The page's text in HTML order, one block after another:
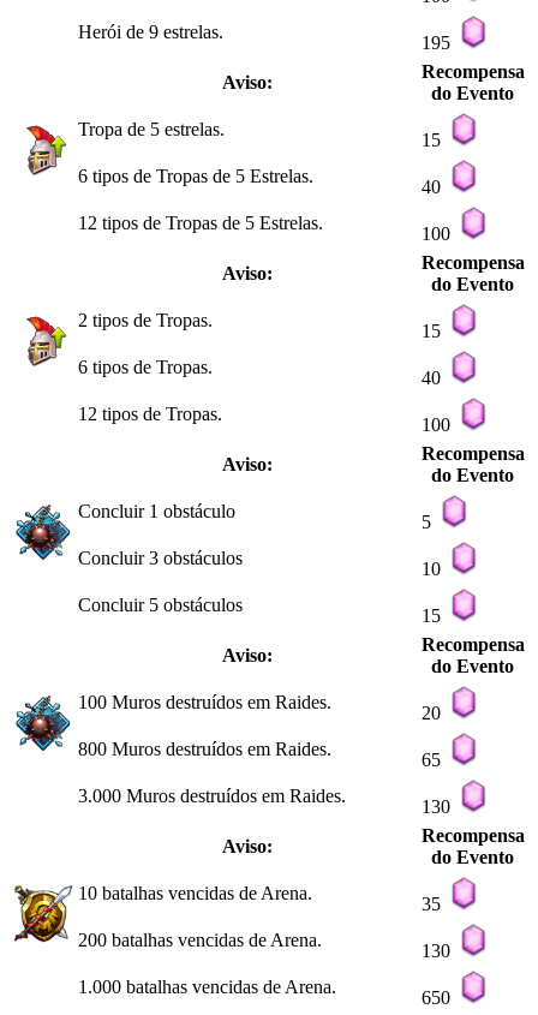
Herói de 9 estrelas.
195
Aviso:
Recompensa
do Evento
Tropa de 5 estrelas.
15
6 tipos de Tropas de 5 Estrelas.
40
12 tipos de Tropas de 5 Estrelas.
100
Aviso:
Recompensa
do Evento
2 tipos de Tropas.
15
6 tipos de Tropas.
40
12 tipos de Tropas.
100
Aviso:
Recompensa
do Evento
Concluir 1 obstáculo
5
Concluir 3 obstáculos
10
Concluir 5 obstáculos
15
Aviso:
Recompensa
do Evento
100 Muros destruídos em Raides.
20
800 Muros destruídos em Raides.
65
3.000 Muros destruídos em Raides.
130
Aviso:
Recompensa
do Evento
10 batalhas vencidas de Arena.
35
200 batalhas vencidas de Arena.
130
1.000 batalhas vencidas de Arena.
650